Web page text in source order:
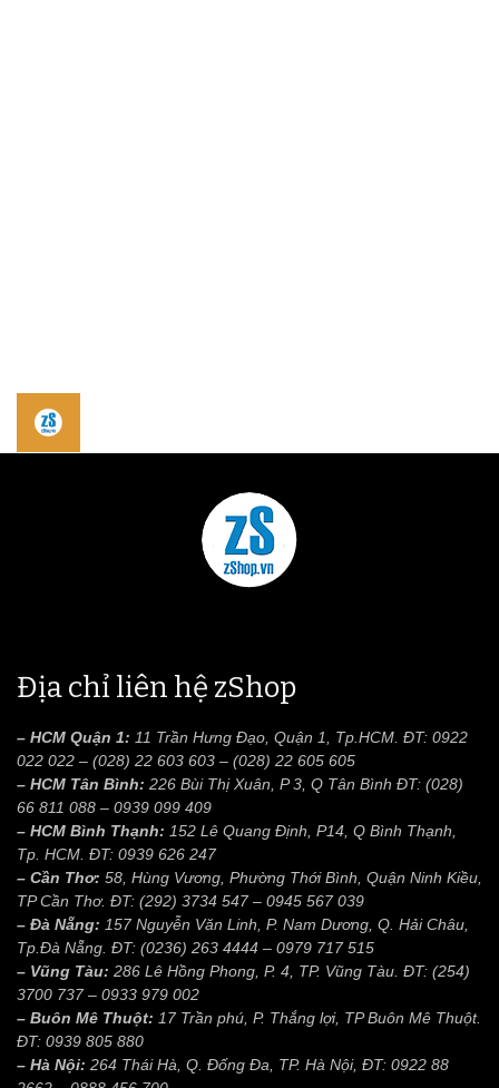
Địa chỉ liên hệ zShop
– HCM Quận 1: 11 Trần Hưng Đạo, Quận 1, Tp.HCM. ĐT: 0922
022 022 – (028) 22 603 603 – (028) 22 605 605
– HCM Tân Bình: 226 Bùi Thị Xuân, P 3, Q Tân Bình ĐT: (028)
66 811 088 – 0939 099 409
– HCM Bình Thạnh: 152 Lê Quang Định, P14, Q Bình Thạnh,
Tp. HCM. ĐT: 0939 626 247
– Cần Thơ: 58, Hùng Vương, Phường Thới Bình, Quận Ninh Kiều,
TP Cần Thơ. ĐT: (292) 3734 547 – 0945 567 039
– Đà Nẵng: 157 Nguyễn Văn Linh, P. Nam Dương, Q. Hải Châu,
Tp.Đà Nẵng. ĐT: (0236) 263 4444 – 0979 717 515
– Vũng Tàu: 286 Lê Hồng Phong, P. 4, TP. Vũng Tàu. ĐT: (254)
3700 737 – 0933 979 002
– Buôn Mê Thuột: 17 Trần phú, P. Thắng lợi, TP Buôn Mê Thuột.
ĐT: 0939 805 880
– Hà Nội: 264 Thái Hà, Q. Đống Đa, TP. Hà Nội, ĐT: 0922 88